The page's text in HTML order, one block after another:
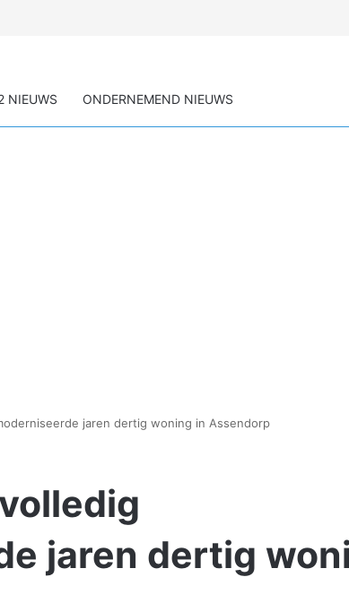
NIEUWS ONDERNEMEND NIEUWS
jaren dertig woning in Assendorp
jaren dertig